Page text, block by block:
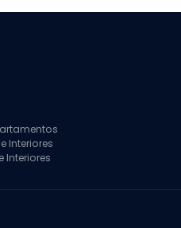
Interiores
Interiores